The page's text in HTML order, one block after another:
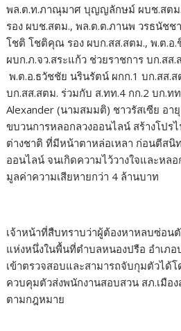
พล.ต.ท.ภาณุมาศ บุญญลักษม์ ผบช.สตม
รอง ผบช.สตม., พล.ต.ต.ภานพ วรธนัชช
โชติ โชติคุณ รอง ผบก.สส.สตม., พ.ต.อ.
ผบก.ภ.จว.สระแก้ว ช่วยราชการ บก.สส.
พ.ต.อ.ธวัชชัย นรินรัตน์ ผกก.1 บก.สส.
บก.สส.สตม. ร่วมกับ ส.ทท.4 กก.2 บก.ท
Alexander (นามสมมติ) ชาวรัสเซีย อา
ขบวนการหลอกลวงออนไลน์ สร้างโปร
ต่างชาติ ที่มีหน้าตาหล่อเหลา ก่อนตีสนิ
ออนไลน์ จนเกิดความไว้วางใจและหล
มูลค่าความเสียหายกว่า 4 ล้านบาท
เจ้าหน้าที่สืบทราบว่าผู้ต้องหาหลบซ่อน
แห่งหนึ่งในพื้นที่ตำบลหนองปรือ อำเภอ
เข้าตรวจสอบและสามารถจับกุมตัวได้
ควบคุมตัวส่งพนักงานสอบสวน สภ.เมือ
ตามกฎหมาย